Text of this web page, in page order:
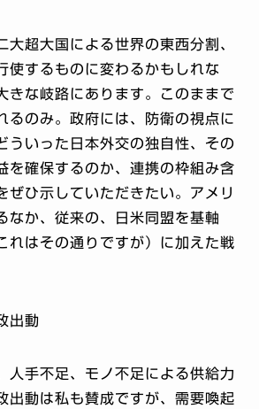
大超大国による世界の東西分割、
使するものに変わるかもしれな
きな岐路にあります。このままで
るのみ。政府には、防衛の視点に
ういった日本外交の独自性、その
を確保するのか、連携の枠組み含
ぜひ示していただきたい。アメリ
なか、従来の、日米同盟を基軸
れはその通りですが）に加えた戦
出動
人手不足、モノ不足による供給力
出動は私も賛成ですが、需要喚起